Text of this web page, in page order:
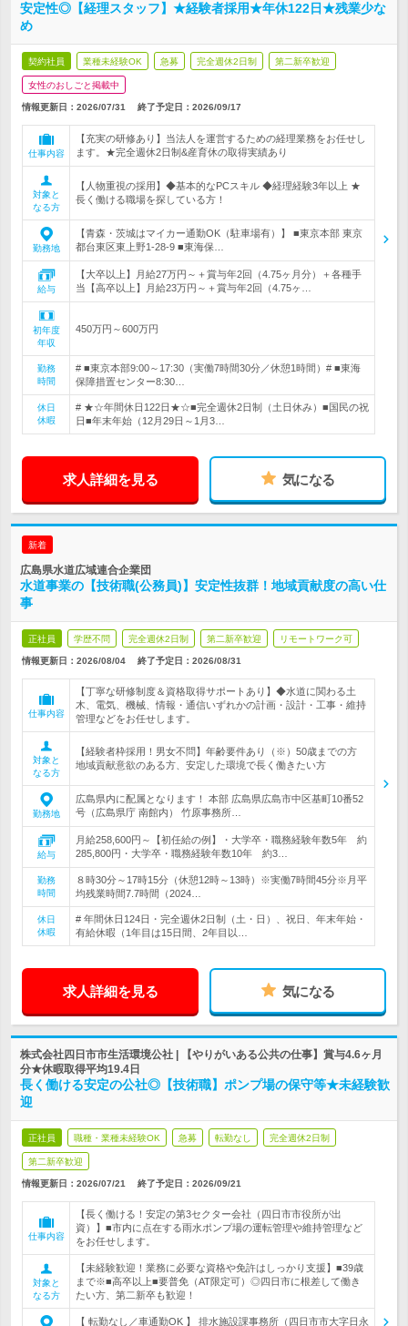
安定性◎【経理スタッフ】★経験者採用★年休122日★残業少な
め
契約社員 業種未経験OK 急募 完全週休2日制 第二新卒歓迎
女性のおしごと掲載中
情報更新日：2026/07/31 終了予定日： 2026/09/17
仕事内容
【充実の研修あり】当法人を運営するための経理業務をお任せし
ます。★完全週休2日制&産育休の取得実績あり
対象と
なる方
【人物重視の採用】◆基本的なPCスキル ◆経理経験3年以上 ★
長く働ける職場を探している方！
勤務地
【青森・茨城はマイカー通勤OK（駐車場有）】 ■東京本部 東京
都台東区東上野1-28-9 ■東海保…
給与
【大卒以上】月給27万円～＋賞与年2回（4.75ヶ月分）＋各種手
当【高卒以上】月給23万円～＋賞与年2回（4.75ヶ…
初年度
年収
450万円～600万円
勤務
時間
# ■東京本部9:00～17:30（実働7時間30分／休憩1時間）# ■東海
保障措置センター8:30…
休日
休暇
# ★☆年間休日122日★☆■完全週休2日制（土日休み）■国民の祝
日■年末年始（12月29日～1月3…
求人詳細を見る 気になる
新着
広島県水道広域連合企業団
水道事業の【技術職(公務員)】安定性抜群！地域貢献度の高い仕
事
正社員 学歴不問 完全週休2日制 第二新卒歓迎 リモートワーク可
情報更新日：2026/08/04 終了予定日： 2026/08/31
仕事内容
【丁寧な研修制度＆資格取得サポートあり】◆水道に関わる土
木、電気、機械、情報・通信いずれかの計画・設計・工事・維持
管理などをお任せします。
対象と
なる方
【経験者枠採用！男女不問】年齢要件あり（※）50歳までの方
地域貢献意欲のある方、安定した環境で長く働きたい方
勤務地
広島県内に配属となります！ 本部 広島県広島市中区基町10番52
号（広島県庁 南館内） 竹原事務所…
給与
月給258,600円～【初任給の例】・大学卒・職務経験年数5年 約
285,800円・大学卒・職務経験年数10年 約3…
勤務
時間
８時30分～17時15分（休憩12時～13時）※実働7時間45分※月平
均残業時間7.7時間（2024…
休日
休暇
# 年間休日124日・完全週休2日制（土・日）、祝日、年末年始・
有給休暇（1年目は15日間、2年目以…
求人詳細を見る 気になる
株式会社四日市市生活環境公社 | 【やりがいある公共の仕事】賞与4.6ヶ月
分★休暇取得平均19.4日
長く働ける安定の公社◎【技術職】ポンプ場の保守等★未経験歓
迎
正社員 職種・業種未経験OK 急募 転勤なし 完全週休2日制
第二新卒歓迎
情報更新日：2026/07/21 終了予定日： 2026/09/21
仕事内容
【長く働ける！安定の第3セクター会社（四日市市役所が出
資）】■市内に点在する雨水ポンプ場の運転管理や維持管理など
をお任せします。
対象と
なる方
【未経験歓迎！業務に必要な資格や免許はしっかり支援】■39歳
まで※■高卒以上■要普免（AT限定可）◎四日市に根差して働き
たい方、第二新卒も歓迎！
【 転勤なし／車通勤OK 】 排水施設課事務所（四日市市大字日永